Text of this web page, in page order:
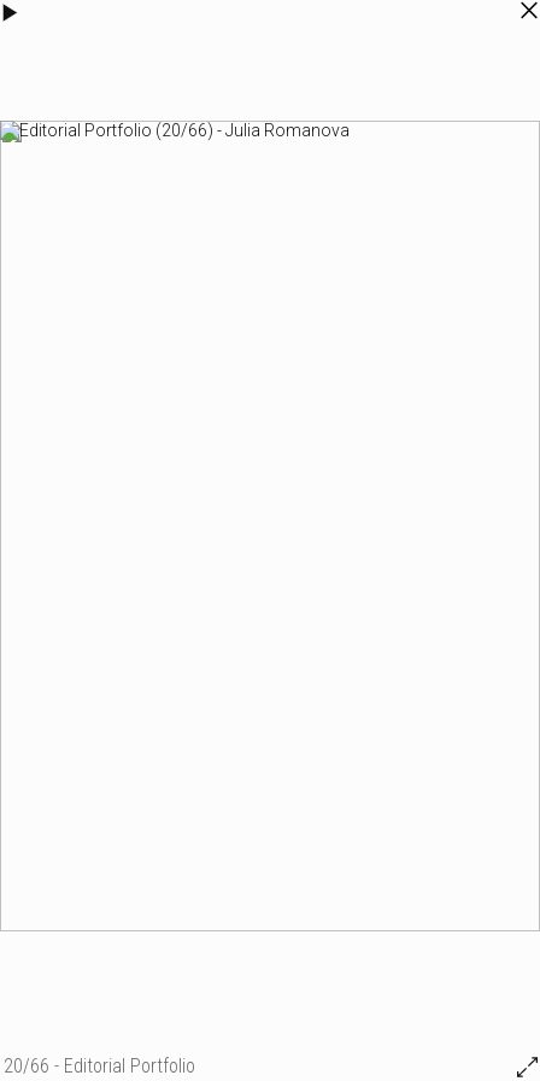
20/66 - Editorial Portfolio